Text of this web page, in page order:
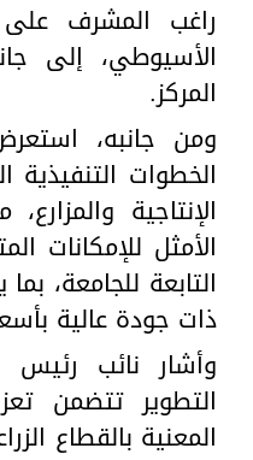
راغب المشرف على
الأسيوطي، إلى
المركز.
ومن جانبه،
الخطوات التنفيذية
الإنتاجية
الأمثل للإمكانات
التابعة للجامعة،
ذات جودة عالية
وأشار نائب
التطوير تتضمن
المعنية بالقطاع